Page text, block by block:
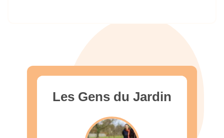
Les Gens du Jardin